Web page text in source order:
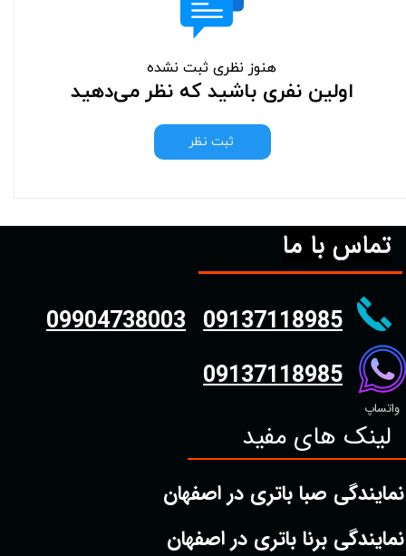
هنوز نظری ثبت نشده
اولین نفری باشید که نظر می‌دهید
ثبت نظر
تماس با ما
واتساپ
09904738003 09137118985
09137118985
لینک های مفید
نمایندگی صبا باتری در اصفهان
نمایندگی برنا باتری در اصفهان